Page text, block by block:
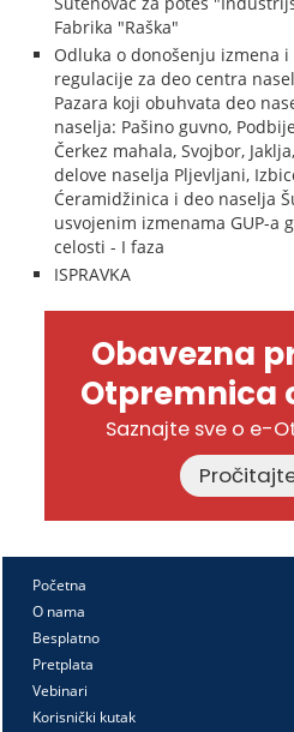
Fabrika "Raška"
Odluka o donošenju izmena
regulacije za deo centra
Pazara koji obuhvata deo
naselja: Pašino guvno,
Čerkez mahala, Svojbor,
delove naselja Pljevljani,
Ćeramidžinica i deo naselja
usvojenim izmenama GUP-a
celosti - I faza
ISPRAVKA
Obavezna
Otpremnica
Saznajte sve o e-
Početna
O nama
Besplatno
Pretplata
Vebinari
Korisnički kutak